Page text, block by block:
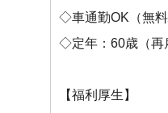
◇車通勤OK（無料
◇定年：60歳（再
【福利厚生】